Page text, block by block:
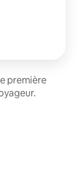
première